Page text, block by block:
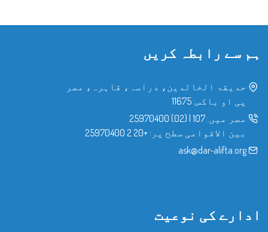
ہم سے رابطہ کریں
حدیقۃ الخالدین، دراسہ، قاہرہ، مصر
پی او باکس: 11675
مصر میں: 107
|
(02) 25970400
بین الاقوامی سطح پر: +20 2 25970400
ask@dar-alifta.org
ادارے کی نوعیت